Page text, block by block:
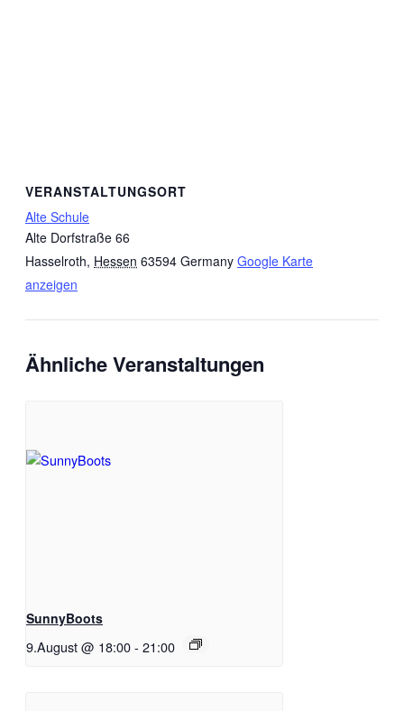
VERANSTALTUNGSORT
Alte Schule
Alte Dorfstraße 66
Hasselroth, Hessen 63594 Germany Google Karte
anzeigen
Ähnliche Veranstaltungen
SunnyBoots
9.August @ 18:00- 21:00